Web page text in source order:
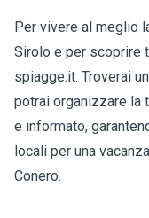
Per vivere al meglio
Sirolo e per scoprire
spiagge.it. Troverai
potrai organizzare la
e informato,
locali per una
Conero.